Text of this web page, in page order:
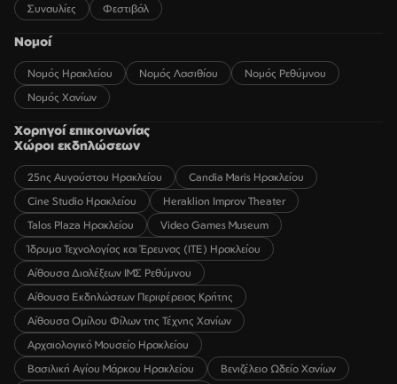
Συναυλίες
Φεστιβάλ
Νομοί
Νομός Ηρακλείου Νομός Λασιθίου
Νομός Ρεθύμνου
Νομός Χανίων
Χορηγοί επικοινωνίας
Χώροι εκδηλώσεων
25ης Αυγούστου Ηρακλείου
Candia Maris Ηρακλείου
Cine Studio Ηρακλείου
Heraklion Improv Theater
Talos Plaza Ηρακλείου
Video Games Museum
Ίδρυμα Τεχνολογίας και Έρευνας (ΙΤΕ) Ηρακλείου
Αίθουσα Διαλέξεων ΙΜΣ Ρεθύμνου
Αίθουσα Εκδηλώσεων Περιφέρειας Κρήτης
Αίθουσα Ομίλου Φίλων της Τέχνης Χανίων
Αρχαιολογικό Μουσείο Ηρακλείου
Βασιλική Αγίου Μάρκου Ηρακλείου
Βενιζέλειο Ωδείο Χανίων